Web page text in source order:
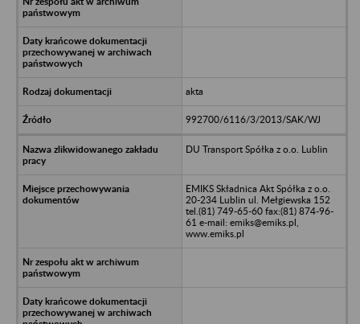
akta
992700/6116/3/2013/SAK/WJ
DU Transport Spółka z o.o. Lublin
EMIKS Składnica Akt Spółka z o.o.
20-234 Lublin ul. Mełgiewska 152
tel.(81) 749-65-60 fax:(81) 874-96-
61 e-mail: emiks@emiks.pl,
www.emiks.pl